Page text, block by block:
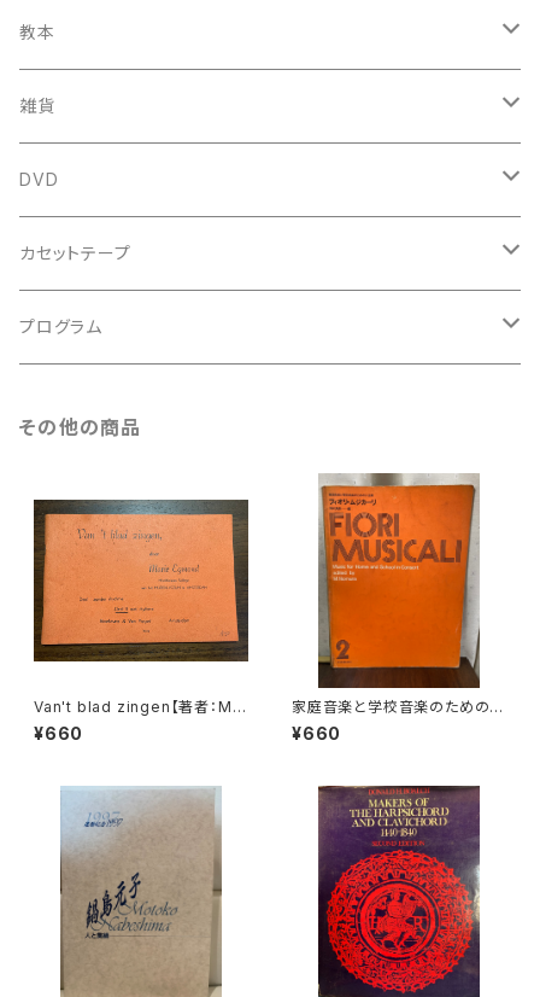
鍋島元子関連LP
中古LP
中古本
新古本
古楽以外
中古本
中古本
古楽関係
スコア
鍵盤用
古楽以外
スコア
教本
古楽関係
古楽以外
雑貨
トートバッグ
バロック
ルネサンス
DVD
古楽
古楽以外
カセットテープ
古楽
プログラム
その他の商品
Van't blad zingen【著者：Mar
ie Egmond】出版社：BROEK
MANS&VAN POPPEL
¥660
家庭音楽と学校音楽のための小
合奏 フィオリ・ムジカーリ2【著
者：野村満男】出版社：全音楽譜
¥660